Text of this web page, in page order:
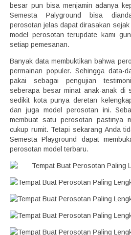
besar pun bisa menjamin adanya
Semesta Palyground bisa
perosotan jelas dapat dirasakan sejak
model perosotan terupdate kami
setiap pemesanan.
Banyak data membuktikan bahwa
permainan populer. Sehingga data-
pakai sebagai pengujian
seberapa besar minat anak-anak di
sedikit kota punya deretan
dan juga model perosotan ini.
membuat satu perosotan pastinya
cukup rumit. Tetapi sekarang Anda
Semesta Playground dapat
perosotan model terbaru.